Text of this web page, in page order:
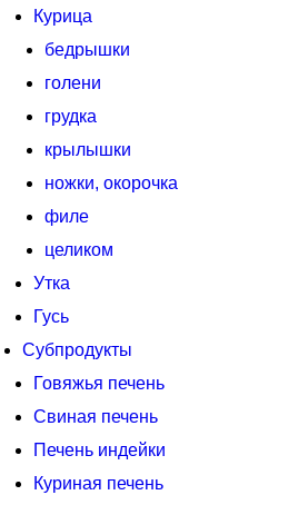
Курица
бедрышки
голени
грудка
крылышки
ножки, окорочка
филе
целиком
Утка
Гусь
Субпродукты
Говяжья печень
Свиная печень
Печень индейки
Куриная печень